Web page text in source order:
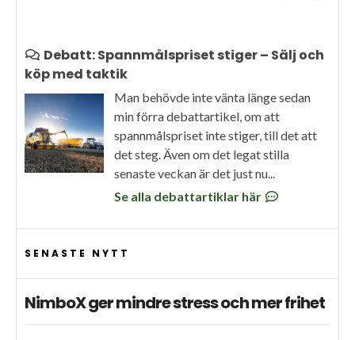
Debatt: Spannmålspriset stiger – Sälj och
köp med taktik
Man behövde inte vänta länge sedan
min förra debattartikel, om att
spannmålspriset inte stiger, till det att
det steg. Även om det legat stilla
senaste veckan är det just nu...
Se alla debattartiklar här
SENASTE NYTT
NimboX ger mindre stress och mer frihet